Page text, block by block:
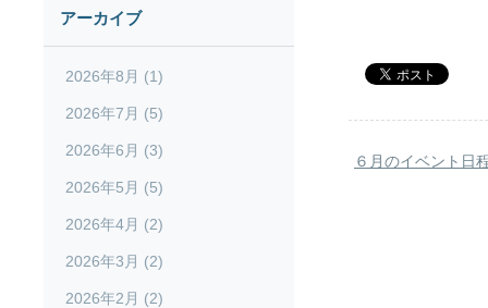
６月のイベント日
アーカイブ
2026年8月 (1)
2026年7月 (5)
2026年6月 (3)
2026年5月 (5)
2026年4月 (2)
2026年3月 (2)
2026年2月 (2)